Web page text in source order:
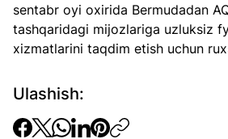
sentabr oyi oxirida Bermudadan
tashqaridagi mijozlariga uzluksiz
xizmatlarini taqdim etish uchun
Ulashish: